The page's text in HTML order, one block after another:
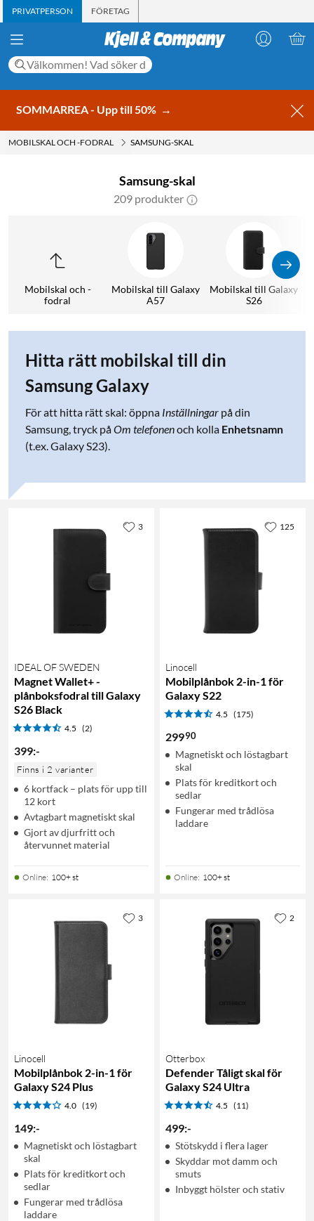
PRIVATPERSON FÖRETAG
SOMMARREA - Upp till 50% →
MOBILSKAL OCH -FODRAL SAMSUNG-SKAL
Samsung-skal
209 produkter
Mobilskal och -
fodral
Mobilskal till Galaxy
A57
Mobilskal till Galaxy
S26
Hitta rätt mobilskal till din
Samsung Galaxy
För att hitta rätt skal: öppna Inställningar på din
Samsung, tryck påOm telefonenoch kolla Enhetsnamn
(t.ex. Galaxy S23).
IDEAL OF SWEDEN
Magnet Wallet+ -
plånboksfodral till Galaxy
S26 Black
4.5 (2)
399:-
Finns i 2 varianter
6 kortfack – plats för upp till
12 kort
Avtagbart magnetiskt skal
Gjort av djurfritt och
återvunnet material
Online: 100+ st
3
Linocell
Mobilplånbok 2-in-1 för
Galaxy S22
4.5 (175)
29990
Magnetiskt och löstagbart
skal
Plats för kreditkort och
sedlar
Fungerar med trådlösa
laddare
Online: 100+ st
125
Linocell
Mobilplånbok 2-in-1 för
Galaxy S24 Plus
4.0 (19)
149:-
Magnetiskt och löstagbart
skal
Plats för kreditkort och
sedlar
Fungerar med trådlösa
laddare
3
Otterbox
Defender Tåligt skal för
Galaxy S24 Ultra
4.5 (11)
499:-
Stötskydd i flera lager
Skyddar mot damm och
smuts
Inbyggt hölster och stativ
2